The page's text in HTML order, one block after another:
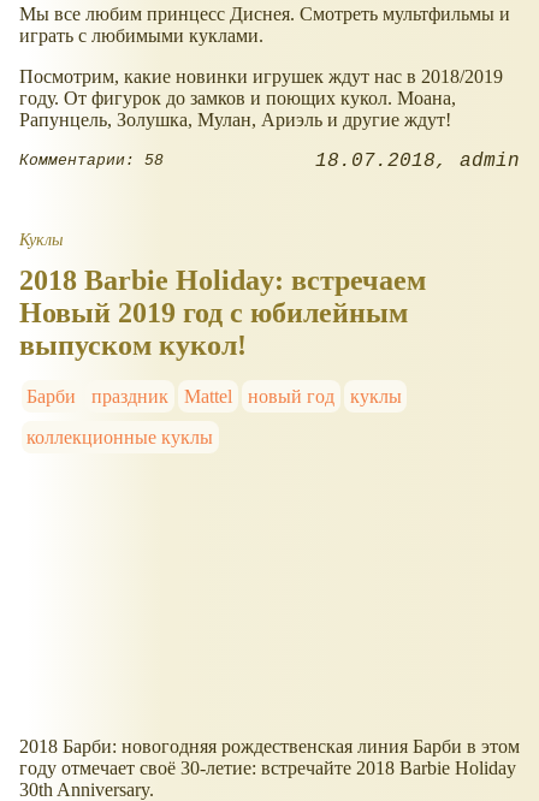
Мы все любим принцесс Диснея. Смотреть мультфильмы и
играть с любимыми куклами.
Посмотрим, какие новинки игрушек ждут нас в 2018/2019
году. От фигурок до замков и поющих кукол. Моана,
Рапунцель, Золушка, Мулан, Ариэль и другие ждут!
Комментарии: 58 18.07.2018 admin
Куклы
2018 Barbie Holiday: встречаем
Новый 2019 год с юбилейным
выпуском кукол!
Барби праздник Mattel новый год
куклы
коллекционные куклы
2018 Барби: новогодняя рождественская линия Барби в этом
году отмечает своё 30-летие: встречайте 2018 Barbie Holiday
30th Anniversary.